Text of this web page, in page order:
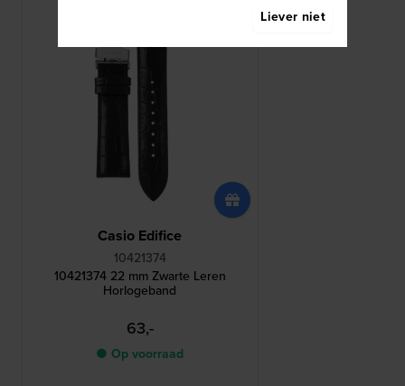
Casio Edifice
10421374
10421374 22 mm Zwarte Leren
Horlogeband
63,-
● Op voorraad
Liever niet